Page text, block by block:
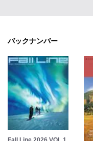
バックナンバー